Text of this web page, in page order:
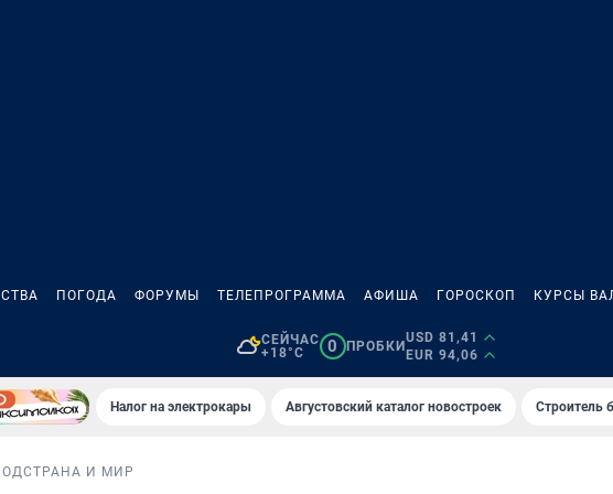
ПОГОДА ФОРУМЫ ТЕЛЕПРОГРАММА АФИША ГОРОСКОП КУРСЫ
СЕЙЧАС
+18°C
0 ПРОБКИ
USD 81,41
EUR 94,06
Налог на электрокары Августовский каталог новостроек Строитель
СТРАНА И МИР